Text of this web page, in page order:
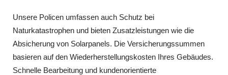
Unsere Policen umfassen auch Schutz bei
Naturkatastrophen und bieten Zusatzleistungen wie die
Absicherung von Solarpanels. Die Versicherungssummen
basieren auf den Wiederherstellungskosten Ihres Gebäudes.
Schnelle Bearbeitung und kundenorientierte